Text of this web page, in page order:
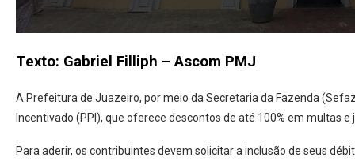
Texto: Gabriel Filliph – Ascom PMJ
A Prefeitura de Juazeiro, por meio da Secretaria da Fazenda
Incentivado (PPI), que oferece descontos de até 100% em multas
Para aderir, os contribuintes devem solicitar a inclusão de seus